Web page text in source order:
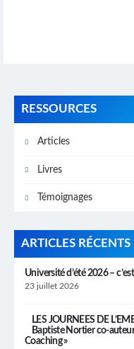
RESSOURCES
Articles
Livres
Témoignages
ARTICLES RÉCENTS
Université d’été 2026 –
23 juillet 2026
LES JOURNEES DE
Baptiste Nortier co-
Coaching »